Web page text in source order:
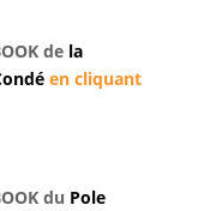
de la
en cliquant
du Pole